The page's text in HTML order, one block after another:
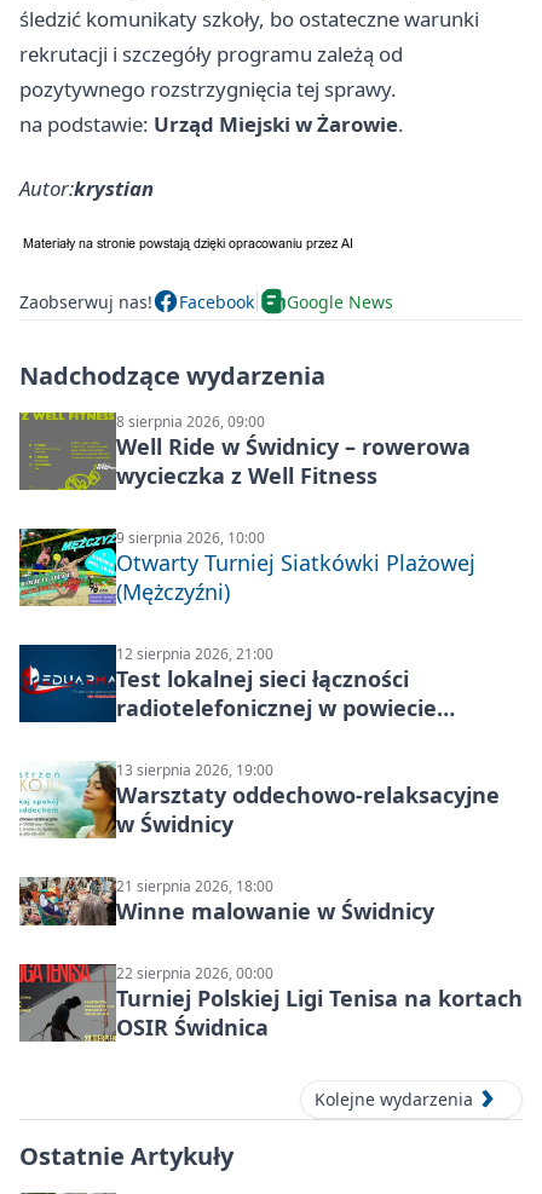
śledzić komunikaty szkoły, bo ostateczne warunki
rekrutacji i szczegóły programu zależą od
pozytywnego rozstrzygnięcia tej sprawy.
na podstawie: Urząd Miejski w Żarowie.
Autor:krystian
Zaobserwuj nas! Facebook Google News
Nadchodzące wydarzenia
8 sierpnia 2026, 09:00
Well Ride w Świdnicy – rowerowa
wycieczka z Well Fitness
9 sierpnia 2026, 10:00
Otwarty Turniej Siatkówki Plażowej
(Mężczyźni)
12 sierpnia 2026, 21:00
Test lokalnej sieci łączności
radiotelefonicznej w powiecie
13 sierpnia 2026, 19:00
Warsztaty oddechowo-relaksacyjne
w Świdnicy
21 sierpnia 2026, 18:00
Winne malowanie w Świdnicy
22 sierpnia 2026, 00:00
Turniej Polskiej Ligi Tenisa na kortach
OSIR Świdnica
Kolejne wydarzenia
Ostatnie Artykuły